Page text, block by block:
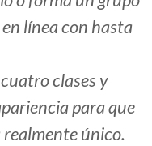
línea con hasta
clases y
para que
realmente único.